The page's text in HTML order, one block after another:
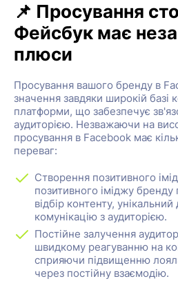
📌 Просування
Фейсбук має
плюси
Просування вашого бренду в
значення завдяки широкій базі
платформи, що забезпечує
аудиторією. Незважаючи на
просування в Facebook має
переваг:
Створення позитивного
позитивного іміджу
відбір контенту,
комунікацію з аудиторією.
Постійне залучення
швидкому реагуванню на
сприяючи підвищенню
через постійну взаємодію.